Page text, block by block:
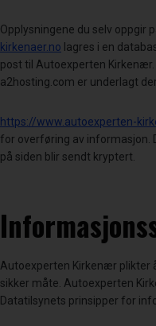
Opplysningene du selv oppgir
kirkenaer.no lagres i en
post til Autoexperten
a2hosting.com er underlagt
https://www.autoexperten-
for overføring av informasjon.
på siden blir sendt kryptert.
Autoexperten Kirkenær plikter
sikker måte. Autoexperten
Datatilsynets prinsipper for